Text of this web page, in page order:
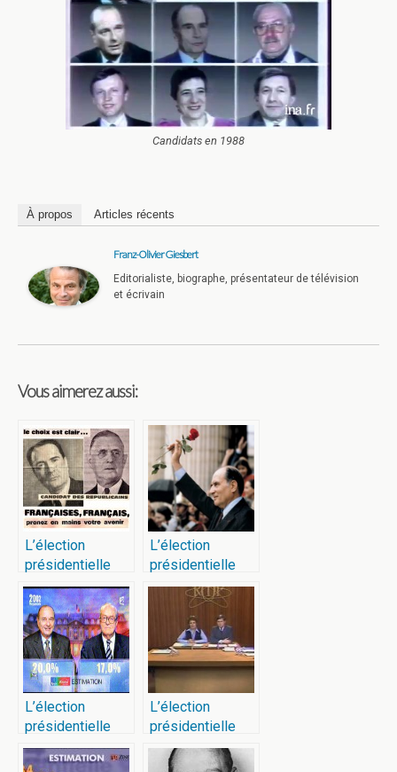
Candidats en 1988
À propos Articles récents
Franz-Olivier Giesbert
Editorialiste, biographe, présentateur de télévision
et écrivain
Vous aimerez aussi:
L’élection
présidentielle
française de
1965
L’élection
présidentielle
française de
L’élection
présidentielle
française de
2002
L’élection
présidentielle
française de
1974